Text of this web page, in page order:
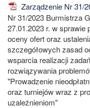
Zarządzenie Nr 31/
Nr 31/2023 Burmistrza
27.01.2023 r. w sprawie
oceny ofert oraz
szczegółowych zasad
wsparcia realizacji
rozwiązywania
"Prowadzenie
oraz turniejów wraz z
uzależnieniom"